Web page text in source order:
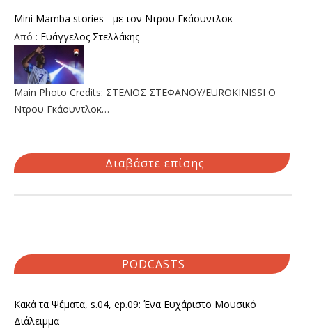
Mini Mamba stories - με τον Ντρου Γκάουντλοκ
Από : Ευάγγελος Στελλάκης
Main Photo Credits: ΣΤΕΛΙΟΣ ΣΤΕΦΑΝΟΥ/EUROKINISSI Ο
Ντρου Γκάουντλοκ…
Διαβάστε επίσης
PODCASTS
Κακά τα Ψέματα, s.04, ep.09: Ένα Ευχάριστο Μουσικό
Διάλειμμα